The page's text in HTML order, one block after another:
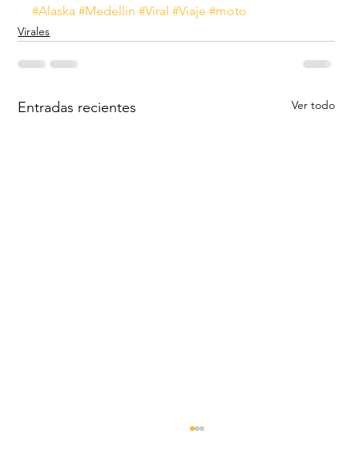
#Alaska #Medellin #Viral #Viaje #moto
Virales
Entradas recientes Ver todo